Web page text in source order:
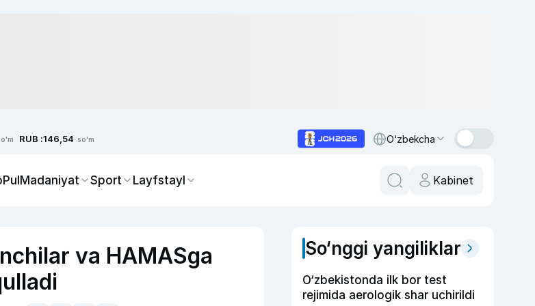
RUB :146,54 so'm O‘zbekcha
PulMadaniyat Sport Layfstayl Kabinet
va HAMASga
So‘nggi yangiliklar
O‘zbekistonda ilk bor test
rejimida aerologik shar uchirildi